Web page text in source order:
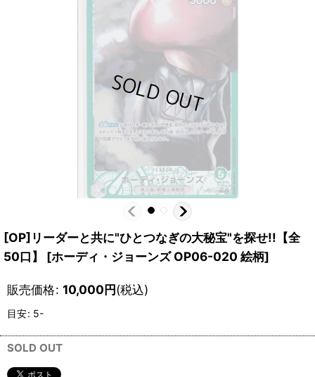
[OP]リーダーと共に"ひとつなぎの大秘宝"を探せ!!【全
50口】
[ホーディ・ジョーンズ OP06-020 絵柄]
販売価格: 10,000円(税込)
目安: 5-
SOLD OUT